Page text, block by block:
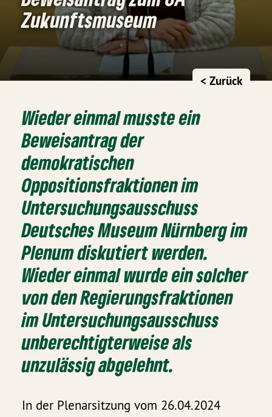
Zukunftsmuseum
< Zurück
Wieder einmal musste ein
Beweisantrag der
demokratischen
Oppositionsfraktionen im
Untersuchungsausschuss
Deutsches Museum Nürnberg im
Plenum diskutiert werden.
Wieder einmal wurde ein solcher
von den Regierungsfraktionen
im Untersuchungsausschuss
unberechtigterweise als
unzulässig abgelehnt.
In der Plenarsitzung vom 26.04.2024